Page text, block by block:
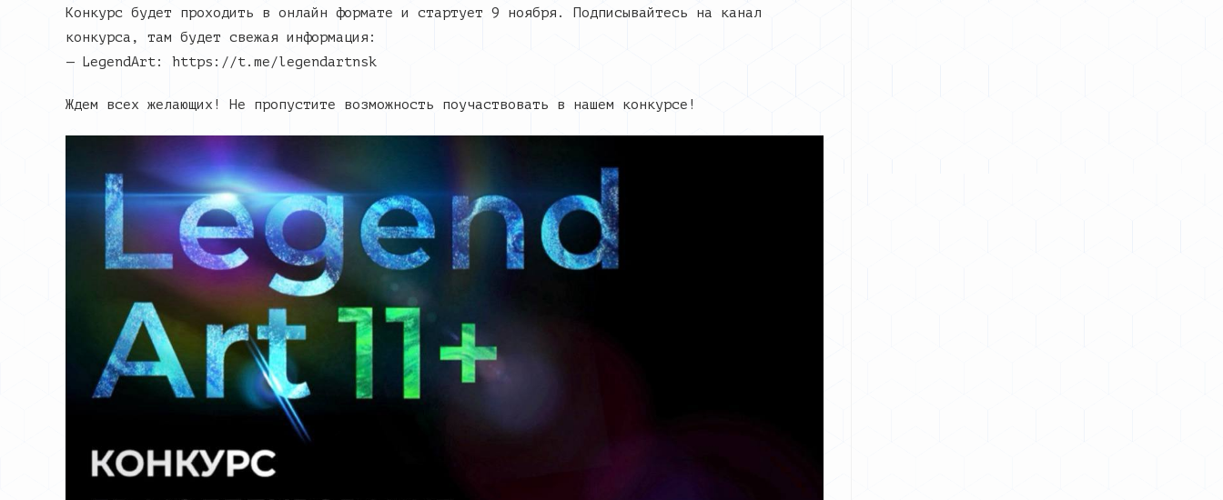
Конкурс будет проходить в онлайн формате и стартует 9 ноября. Подписывайтесь на канал
конкурса, там будет свежая информация:
— LegendArt: https://t.me/legendartnsk
Ждем всех желающих! Не пропустите возможность поучаствовать в нашем конкурсе!